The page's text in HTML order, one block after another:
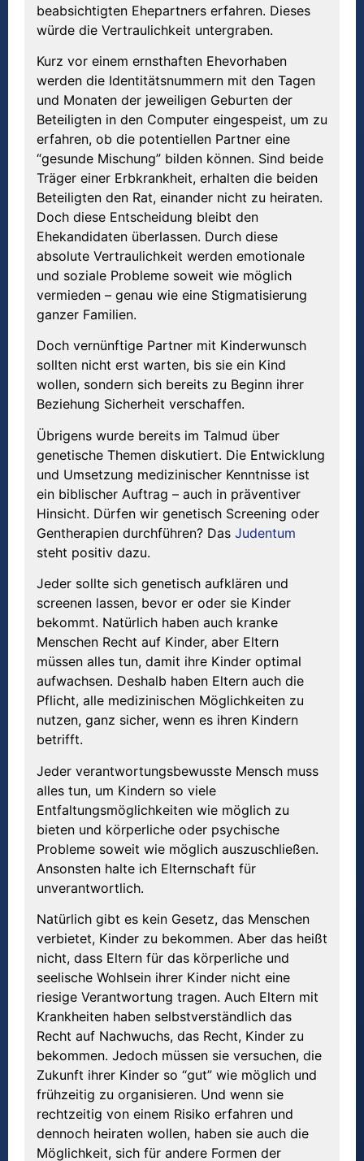
beabsichtigten Ehepartners erfahren. Dieses
würde die Vertraulichkeit untergraben.
Kurz vor einem ernsthaften Ehevorhaben
werden die Identitätsnummern mit den Tagen
und Monaten der jeweiligen Geburten der
Beteiligten in den Computer eingespeist, um zu
erfahren, ob die potentiellen Partner eine
“gesunde Mischung” bilden können. Sind beide
Träger einer Erbkrankheit, erhalten die beiden
Beteiligten den Rat, einander nicht zu heiraten.
Doch diese Entscheidung bleibt den
Ehekandidaten überlassen. Durch diese
absolute Vertraulichkeit werden emotionale
und soziale Probleme soweit wie möglich
vermieden – genau wie eine Stigmatisierung
ganzer Familien.
Doch vernünftige Partner mit Kinderwunsch
sollten nicht erst warten, bis sie ein Kind
wollen, sondern sich bereits zu Beginn ihrer
Beziehung Sicherheit verschaffen.
Übrigens wurde bereits im Talmud über
genetische Themen diskutiert. Die Entwicklung
und Umsetzung medizinischer Kenntnisse ist
ein biblischer Auftrag – auch in präventiver
Hinsicht. Dürfen wir genetisch Screening oder
Gentherapien durchführen? Das Judentum
steht positiv dazu.
Jeder sollte sich genetisch aufklären und
screenen lassen, bevor er oder sie Kinder
bekommt. Natürlich haben auch kranke
Menschen Recht auf Kinder, aber Eltern
müssen alles tun, damit ihre Kinder optimal
aufwachsen. Deshalb haben Eltern auch die
Pflicht, alle medizinischen Möglichkeiten zu
nutzen, ganz sicher, wenn es ihren Kindern
betrifft.
Jeder verantwortungsbewusste Mensch muss
alles tun, um Kindern so viele
Entfaltungsmöglichkeiten wie möglich zu
bieten und körperliche oder psychische
Probleme soweit wie möglich auszuschließen.
Ansonsten halte ich Elternschaft für
unverantwortlich.
Natürlich gibt es kein Gesetz, das Menschen
verbietet, Kinder zu bekommen. Aber das heißt
nicht, dass Eltern für das körperliche und
seelische Wohlsein ihrer Kinder nicht eine
riesige Verantwortung tragen. Auch Eltern mit
Krankheiten haben selbstverständlich das
Recht auf Nachwuchs, das Recht, Kinder zu
bekommen. Jedoch müssen sie versuchen, die
Zukunft ihrer Kinder so “gut” wie möglich und
frühzeitig zu organisieren. Und wenn sie
rechtzeitig von einem Risiko erfahren und
dennoch heiraten wollen, haben sie auch die
Möglichkeit, sich für andere Formen der